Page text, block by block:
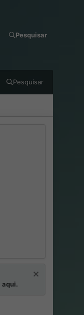
Pesquisar
Pesquisar
aqui.